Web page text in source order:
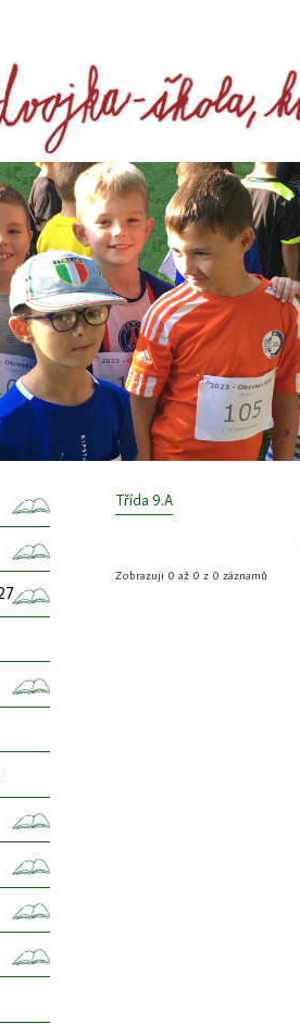
Třída 9.A
Zobrazuji 0 až 0 z 0 záznamů